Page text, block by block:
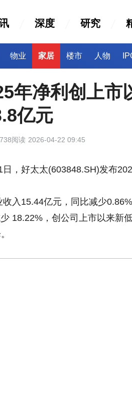
深度 研究
物业 家居 楼市 人物
年净利创上市
亿元
阅读 2026-04-22 09:45
日，好太太(603848.SH)发布
入15.44亿元，同比减少
18.22%，创公司上市以来新